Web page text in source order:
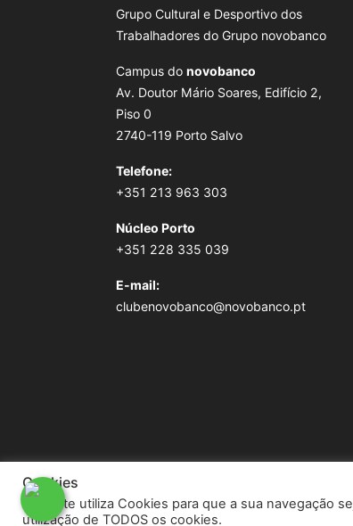
Grupo Cultural e Desportivo dos
Trabalhadores do Grupo novobanco
Campus do novobanco
Av. Doutor Mário Soares, Edifício 2,
Piso 0
2740-119 Porto Salvo
Telefone:
+351 213 963 303
Núcleo Porto
+351 228 335 039
E-mail:
clubenovobanco@novobanco.pt
Cookies
Este site utiliza Cookies para que a sua navegação
utilização de TODOS os cookies.